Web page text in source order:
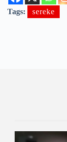
Tags: sereke